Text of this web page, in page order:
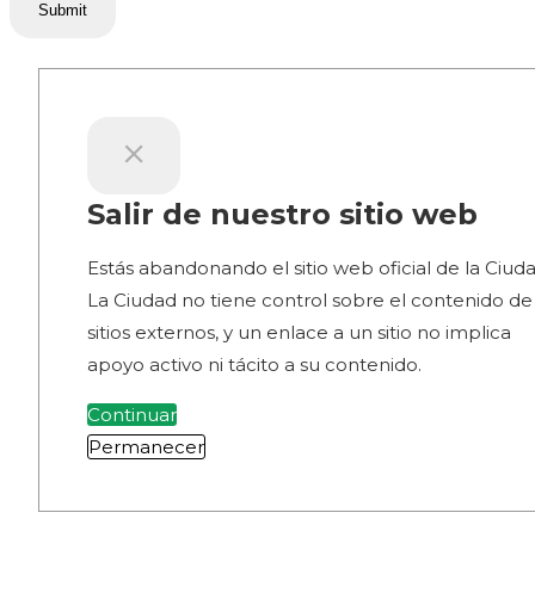
Submit
Salir de nuestro sitio web
Estás abandonando el sitio web oficial de la
La Ciudad no tiene control sobre el contenido de
sitios externos, y un enlace a un sitio no implica
apoyo activo ni tácito a su contenido.
Continuar
Permanecer